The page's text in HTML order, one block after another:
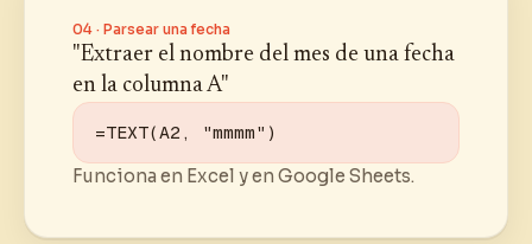
04 · Parsear una fecha
"Extraer el nombre del mes de una fecha
en la columna A"
=TEXT(A2, "mmmm")
Funciona en Excel y en Google Sheets.